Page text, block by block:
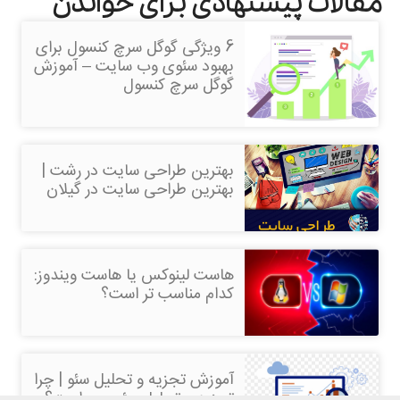
6 ویژگی گوگل سرچ کنسول برای
بهبود سئوی وب سایت – آموزش
گوگل سرچ کنسول
بهترین طراحی سایت در رشت |
بهترین طراحی سایت در گیلان
هاست لینوکس یا هاست ویندوز:
کدام مناسب تر است؟
آموزش تجزیه و تحلیل سئو | چرا